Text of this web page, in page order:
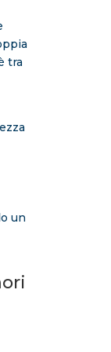
tra
un